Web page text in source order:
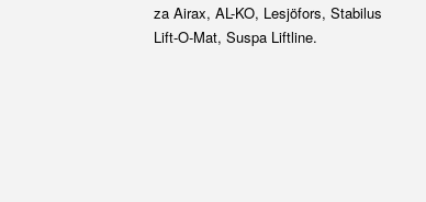
za Airax, AL-KO, Lesjöfors, Stabilus
Lift-O-Mat, Suspa Liftline.